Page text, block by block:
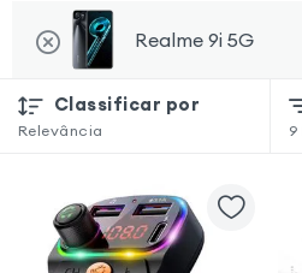
Realme 9i 5G
Classificar por
Relevância 9